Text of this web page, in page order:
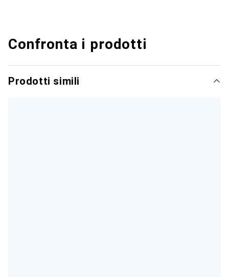
Confronta i prodotti
Prodotti simili